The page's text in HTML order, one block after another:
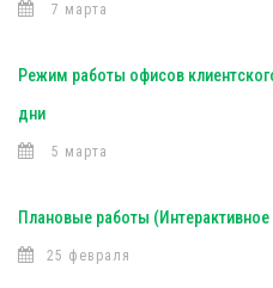
7 марта
Режим работы офисов
дни
5 марта
Плановые работы
25 февраля